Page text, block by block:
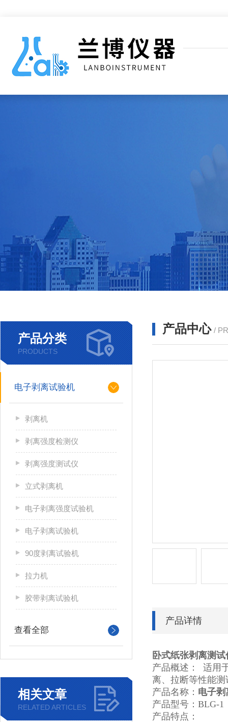
产品分类
PRODUCTS
电子剥离试验机
剥离机
剥离强度检测仪
剥离强度测试仪
立式剥离机
电子剥离强度试验机
电子剥离试验机
90度剥离试验机
拉力机
胶带剥离试验机
查看全部
相关文章
RELATED ARTICLES
产品中心 /
产品详情
卧式纸张剥离测试
产品概述： 适用
离、拉断等性能测
产品名称： 电子剥
产品型号：BLG-1
产品特点：